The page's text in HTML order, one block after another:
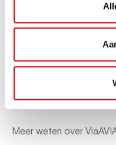
Sparen gaat
bemande als
iedere liter krijg je 1
waard. En op je
extra’s!
Meer weten over